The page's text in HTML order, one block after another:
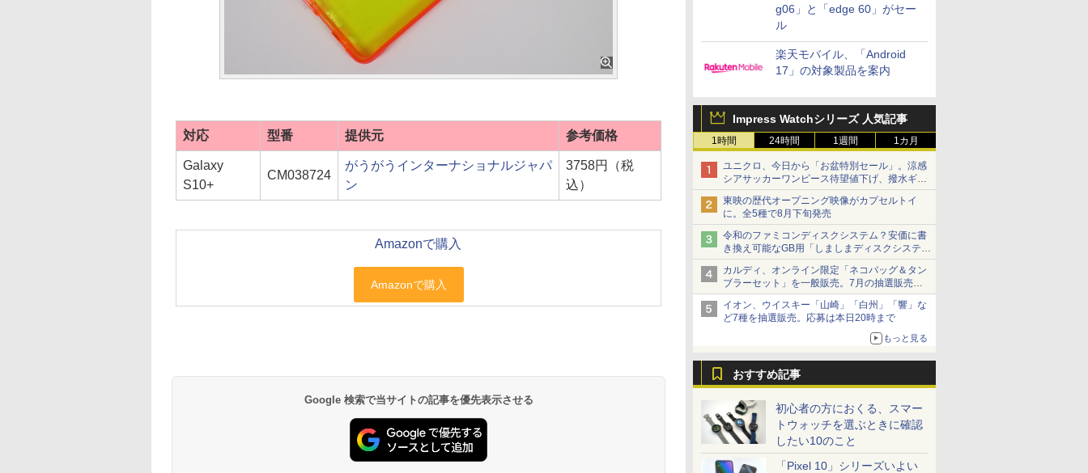
g06」と「edge 60」がセー
ル
楽天モバイル、「Android
17」の対象製品を案内
Impress Watchシリーズ 人気記事
1時間 24時間 1週間 1カ月
ユニクロ、今日から「お盆特別セール」。涼感
シアサッカーワンピース待望値下げ、撥水ギア
ショーツは1990円に
東映の歴代オープニング映像がカプセルトイ
に。全5種で8月下旬発売
令和のファミコンディスクシステム？安価に書
き換え可能なGB用「しましまディスクシステ
ム」
カルディ、オンライン限定「ネコバッグ＆タン
ブラーセット」を一般販売。7月の抽選販売の
当選無効分
イオン、ウイスキー「山崎」「白州」「響」な
ど7種を抽選販売。応募は本日20時まで
もっと見る
おすすめ記事
初心者の方におくる、スマー
トウォッチを選ぶときに確認
したい10のこと
「Pixel 10」シリーズいよい
対応 型番 提供元 参考価格
Galaxy
S10+
CM038724
がうがうインターナショナルジャパ
ン
3758円（税
込）
Amazonで購入
Google 検索で当サイトの記事を優先表示させる